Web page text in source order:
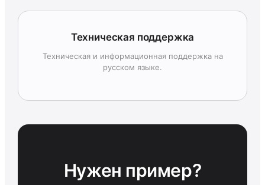
Техническая поддержка
Техническая и информационная поддержка на
русском языке.
Нужен пример?